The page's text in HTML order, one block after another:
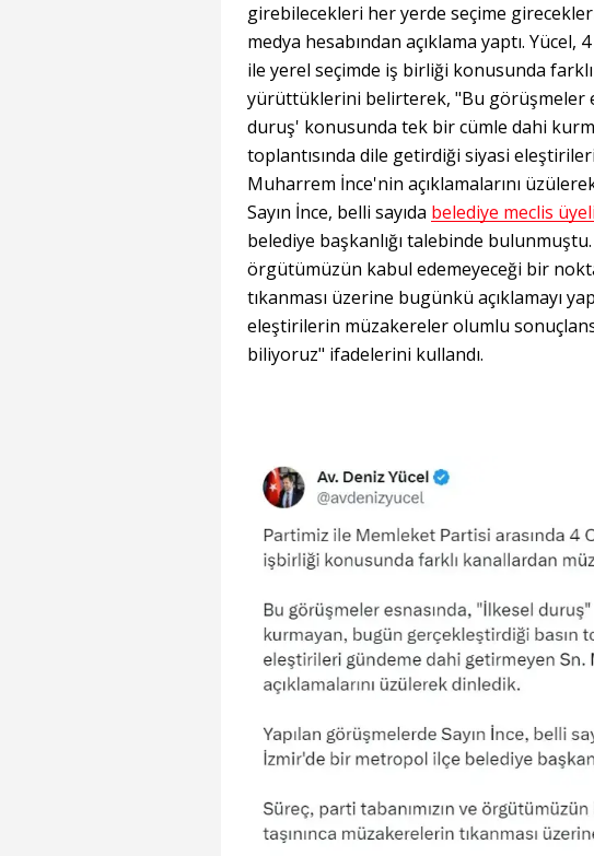
girebilecekleri her yerde seçime
medya hesabından açıklama yaptı.
ile yerel seçimde iş birliği konusunda
yürüttüklerini belirterek, "Bu görüşmeler
duruş' konusunda tek bir cümle dahi
toplantısında dile getirdiği siyasi
Muharrem İnce'nin açıklamalarını
Sayın İnce, belli sayıda belediye meclis
belediye başkanlığı talebinde bulunmuştu.
örgütümüzün kabul edemeyeceği bir
tıkanması üzerine bugünkü açıklamayı
eleştirilerin müzakereler olumlu
biliyoruz" ifadelerini kullandı.